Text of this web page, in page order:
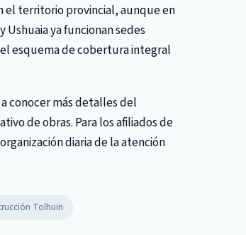
el territorio provincial, aunque en
Ushuaia ya funcionan sedes
esquema de cobertura integral
conocer más detalles del
de obras. Para los afiliados de
diaria de la atención
Tolhuin